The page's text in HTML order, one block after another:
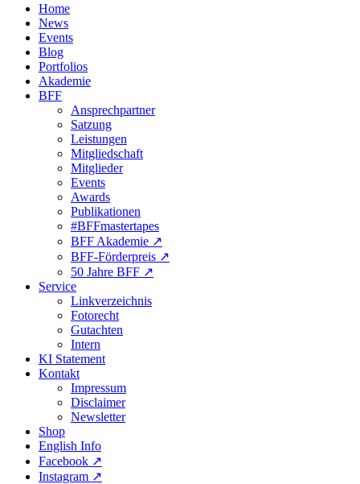
Home
News
Events
Blog
Portfolios
Akademie
BFF
Ansprechpartner
Satzung
Leistungen
Mitgliedschaft
Mitglieder
Events
Awards
Publikationen
#BFFmastertapes
BFF Akademie ↗︎
BFF-Förderpreis ↗︎
50 Jahre BFF ↗︎
Service
Linkverzeichnis
Fotorecht
Gutachten
Intern
KI Statement
Kontakt
Impressum
Disclaimer
Newsletter
Shop
English Info
Facebook ↗︎
Instagram ↗︎